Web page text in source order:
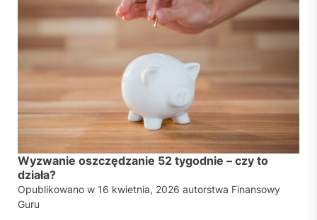
Wyzwanie oszczędzanie 52 tygodnie – czy to
działa?
Opublikowano w 16 kwietnia, 2026 autorstwa Finansowy
Guru